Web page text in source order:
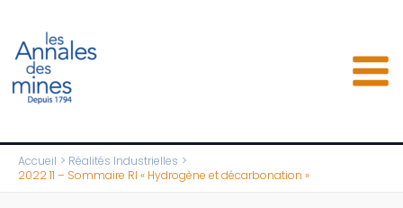
contenu
Accueil
Réalités Industrielles
2022 11 – Sommaire RI « Hydrogène et décarbonation »